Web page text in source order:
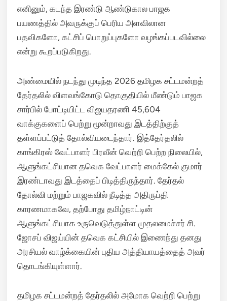
எனினும், கடந்த இரண்டு ஆண்டுகால பாஜக
பயணத்தில் அவருக்குப் பெரிய அளவிலான
பதவிகளோ, கட்சிப் பொறுப்புகளோ வழங்கப்படவில்லை
என்று கூறப்படுகிறது.
அண்மையில் நடந்து முடிந்த 2026 தமிழக சட்டமன்றத்
தேர்தலில் விளவங்கோடு தொகுதியில் மீண்டும் பாஜக
சார்பில் போட்டியிட்ட விஜயதரணி 45,604
வாக்குகளைப் பெற்று மூன்றாவது இடத்திற்குத்
தள்ளப்பட்டுத் தோல்வியடைந்தார். இத்தேர்தலில்
காங்கிரஸ் வேட்பாளர் பிரவீன் வெற்றி பெற்ற நிலையில்,
ஆளுங்கட்சியான தவெக வேட்பாளர் மைக்கேல் குமார்
இரண்டாவது இடத்தைப் பிடித்திருந்தார். தேர்தல்
தோல்வி மற்றும் பாஜகவில் நீடித்த அதிருப்தி
காரணமாகவே, தற்போது தமிழ்நாட்டின்
ஆளுங்கட்சியாக உருவெடுத்துள்ள முதலமைச்சர் சி.
ஜோசப் விஜய்யின் தவெக கட்சியில் இணைந்து தனது
அரசியல் வாழ்க்கையின் புதிய அத்தியாயத்தைத் அவர்
தொடங்கியுள்ளார்.
தமிழக சட்டமன்றத் தேர்தலில் அமோக வெற்றி பெற்று